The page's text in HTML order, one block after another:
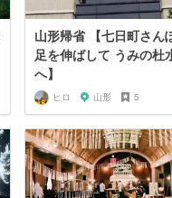
山形帰省 【七日町さん
足を伸ばして うみの杜
へ】
ヒロ 山形 5